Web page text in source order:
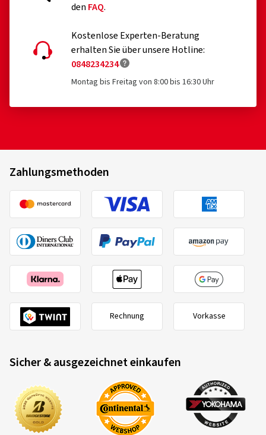
den FAQ.
Kostenlose Experten-Beratung
erhalten Sie über unsere Hotline:
0848234234
Montag bis Freitag von 8:00 bis 16:30 Uhr
Zahlungsmethoden
Rechnung Vorkasse
Sicher & ausgezeichnet einkaufen